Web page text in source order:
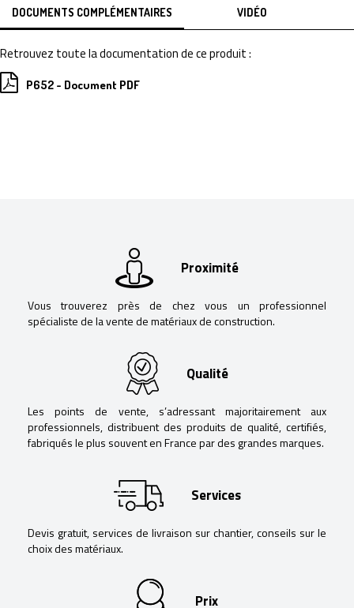
DOCUMENTS COMPLÉMENTAIRES VIDÉO
Retrouvez toute la documentation de ce produit :
P652 - Document PDF
Proximité
Vous trouverez près de chez vous un professionnel
spécialiste de la vente de matériaux de construction.
Qualité
Les points de vente, s’adressant majoritairement aux
professionnels, distribuent des produits de qualité, certifiés,
fabriqués le plus souvent en France par des grandes marques.
Services
Devis gratuit, services de livraison sur chantier, conseils sur le
choix des matériaux.
Prix